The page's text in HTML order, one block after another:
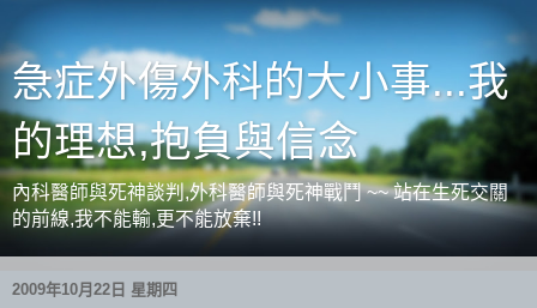
急症外傷外科的大小事...我
的理想,抱負與信念
內科醫師與死神談判,外科醫師與死神戰鬥 ~~ 站在生死交關
的前線,我不能輸,更不能放棄!!
2009年10月22日 星期四